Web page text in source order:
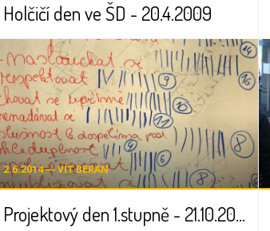
Holčičí den ve ŠD - 20.4.2009
2.6.2014 ― VÍT BERAN
Projektový den 1.stupně - 21.10.2008